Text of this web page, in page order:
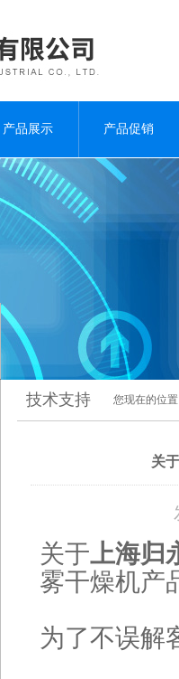
产品展示 产品促销
技术支持 您现在的位
关
关于上海归
雾干燥机产
为了不误解